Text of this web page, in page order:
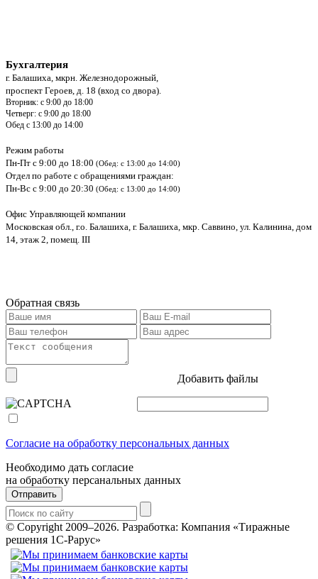
Бухгалтерия
г. Балашиха, мкрн. Железнодорожный,
проспект Героев, д. 18 (вход со двора).
Вторник: с 9:00 до 18:00
Четверг: с 9:00 до 18:00
Обед с 13:00 до 14:00
Режим работы
Пн-Пт с 9:00 до 18:00 (Обед: с 13:00 до 14:00)
Отдел по работе с обращениями граждан:
Пн-Вс с 9:00 до 20:30 (Обед: с 13:00 до 14:00)
Офис Управляющей компании
Московская обл., г.о. Балашиха, г. Балашиха, мкр. Саввино, ул. Калинина, дом
14, этаж 2, помещ. III
Обратная связь
Добавить файлы
Согласие на обработку персональных данных
Необходимо дать согласие
на обработку персанальных данных
Отправить
© Copyright 2009–2026. Разработка: Компания «Тиражные
решения 1С-Рарус»